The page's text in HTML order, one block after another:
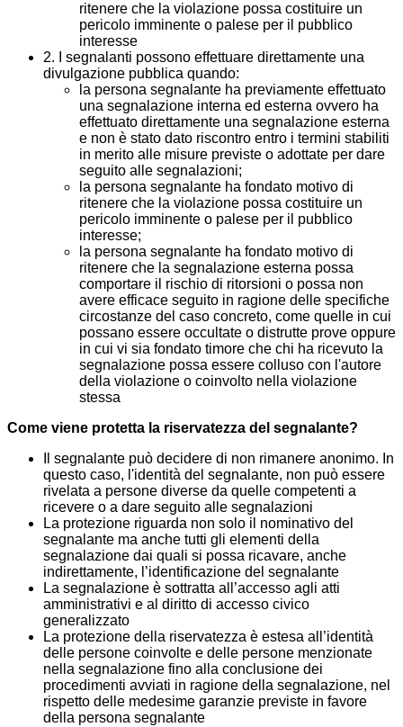
ritenere che la violazione possa costituire un
pericolo imminente o palese per il pubblico
interesse
2. I segnalanti possono effettuare direttamente una
divulgazione pubblica quando:
la persona segnalante ha previamente effettuato
una segnalazione interna ed esterna ovvero ha
effettuato direttamente una segnalazione esterna
e non è stato dato riscontro entro i termini stabiliti
in merito alle misure previste o adottate per dare
seguito alle segnalazioni;
la persona segnalante ha fondato motivo di
ritenere che la violazione possa costituire un
pericolo imminente o palese per il pubblico
interesse;
la persona segnalante ha fondato motivo di
ritenere che la segnalazione esterna possa
comportare il rischio di ritorsioni o possa non
avere efficace seguito in ragione delle specifiche
circostanze del caso concreto, come quelle in cui
possano essere occultate o distrutte prove oppure
in cui vi sia fondato timore che chi ha ricevuto la
segnalazione possa essere colluso con l'autore
della violazione o coinvolto nella violazione
stessa
Come viene protetta la riservatezza del segnalante?
Il segnalante può decidere di non rimanere anonimo. In
questo caso, l'identità del segnalante, non può essere
rivelata a persone diverse da quelle competenti a
ricevere o a dare seguito alle segnalazioni
La protezione riguarda non solo il nominativo del
segnalante ma anche tutti gli elementi della
segnalazione dai quali si possa ricavare, anche
indirettamente, l’identificazione del segnalante
La segnalazione è sottratta all’accesso agli atti
amministrativi e al diritto di accesso civico
generalizzato
La protezione della riservatezza è estesa all’identità
delle persone coinvolte e delle persone menzionate
nella segnalazione fino alla conclusione dei
procedimenti avviati in ragione della segnalazione, nel
rispetto delle medesime garanzie previste in favore
della persona segnalante